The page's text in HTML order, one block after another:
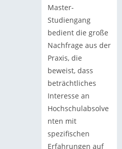
Master-
Studiengang
bedient die große
Nachfrage aus der
Praxis, die
beweist, dass
beträchtliches
Interesse an
Hochschulabsolve
nten mit
spezifischen
Erfahrungen auf